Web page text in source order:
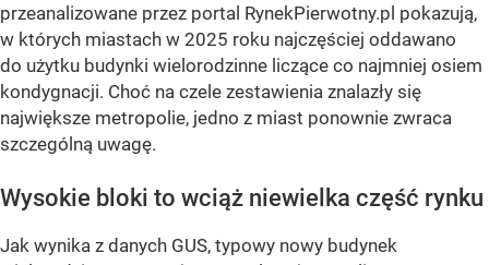
przeanalizowane przez portal RynekPierwotny.pl pokazują,
w których miastach w 2025 roku najczęściej oddawano
do użytku budynki wielorodzinne liczące co najmniej osiem
kondygnacji. Choć na czele zestawienia znalazły się
największe metropolie, jedno z miast ponownie zwraca
szczególną uwagę.
Wysokie bloki to wciąż niewielka część rynku
Jak wynika z danych GUS, typowy nowy budynek